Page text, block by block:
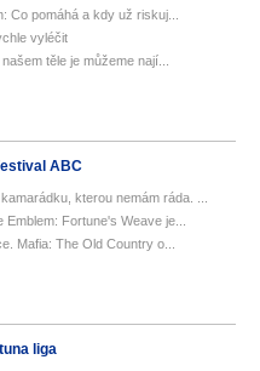
pomáhá a kdy už riskuj...
vyléčit
těle je můžeme nají...
ABC
kterou nemám ráda. ...
Fortune's Weave je...
Mafia: The Old Country o...
liga